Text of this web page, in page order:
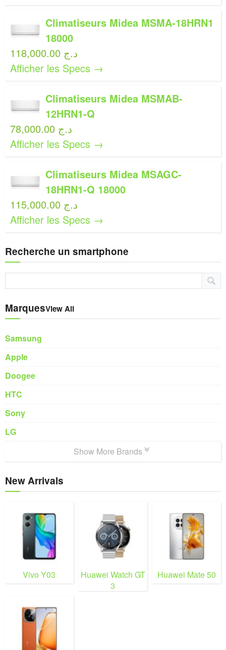
Climatiseurs Midea MSMA-18HRN1
18000
118,000.00 د.ج
Afficher les Specs →
Climatiseurs Midea MSMAB-
12HRN1-Q
78,000.00 د.ج
Afficher les Specs →
Climatiseurs Midea MSAGC-
18HRN1-Q 18000
115,000.00 د.ج
Afficher les Specs →
Recherche un smartphone
MarquesView All
Samsung
Apple
Doogee
HTC
Sony
LG
Show More Brands
New Arrivals
Vivo Y03
Huawei Watch GT
3
Huawei Mate 50